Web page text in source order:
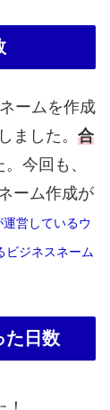
ームを作成
ました。 合
。今回も、
ーム作成が
営しているウ
ビジネスネーム
た日数